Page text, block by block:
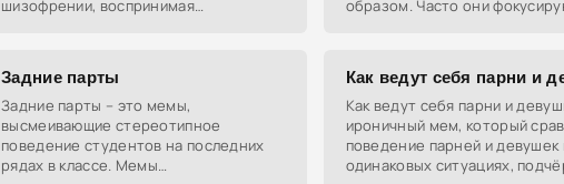
шизофрении, воспринимая
образом. Часто они
Задние парты
Задние парты – это мемы,
высмеивающие стереотипное
поведение студентов на последних
рядах в классе. Мемы
Как ведут себя парни и
Как ведут себя парни и
ироничный мем, который
поведение парней и девушек
одинаковых ситуациях,